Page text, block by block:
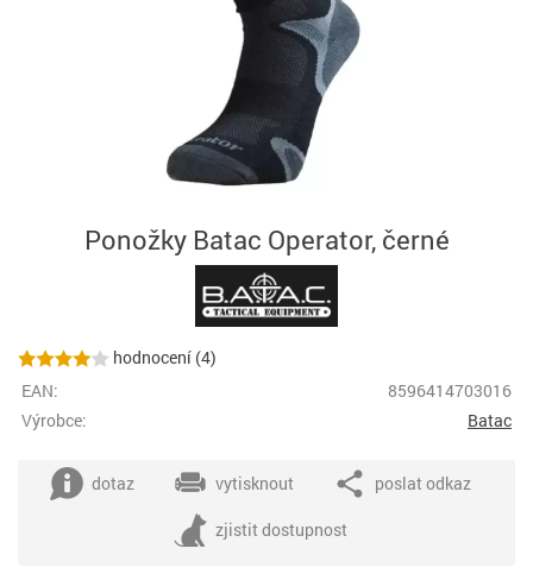
Ponožky Batac Operator, černé
hodnocení (4)
EAN:
8596414703016
Výrobce:
Batac
dotaz vytisknout poslat odkaz
zjistit dostupnost